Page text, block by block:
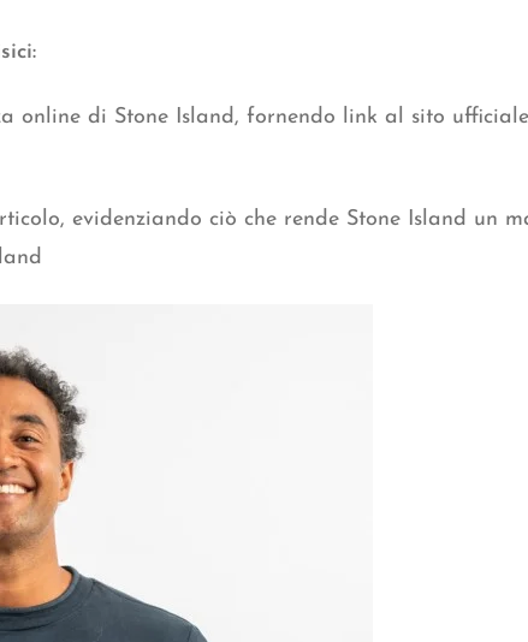
online di Stone Island, fornendo link al sito
evidenziando ciò che rende Stone Island un